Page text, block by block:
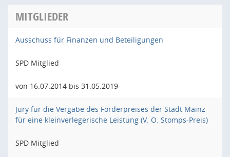
MITGLIEDER
Ausschuss für Finanzen und Beteiligungen
SPD Mitglied
von 16.07.2014 bis 31.05.2019
Jury für die Vergabe des Förderpreises der Stadt Mainz
für eine kleinverlegerische Leistung (V. O. Stomps-Preis)
SPD Mitglied